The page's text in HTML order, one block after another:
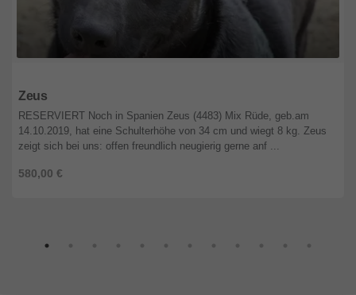
Zeus
580,00 €
RESERVIERT Noch in Spanien Zeus (4483) Mix Rüde, geb.am
14.10.2019, hat eine Schulterhöhe von 34 cm und wiegt 8 kg. Zeus
zeigt sich bei uns: offen freundlich neugierig gerne anf ...